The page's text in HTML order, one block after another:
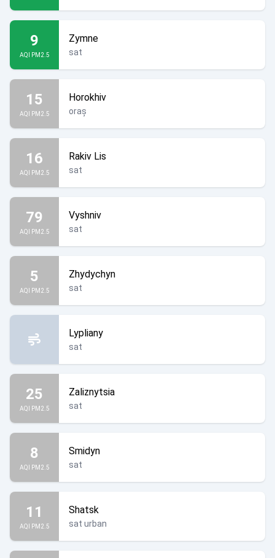
9
AQI PM2.5
Zymne
sat
15
AQI PM2.5
Horokhiv
oraș
16
AQI PM2.5
Rakiv Lis
sat
79
AQI PM2.5
Vyshniv
sat
5
AQI PM2.5
Zhydychyn
sat
Lypliany
sat
25
AQI PM2.5
Zaliznytsia
sat
8
AQI PM2.5
Smidyn
sat
11
AQI PM2.5
Shatsk
sat urban